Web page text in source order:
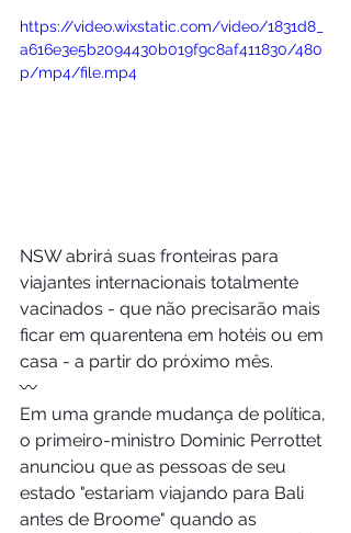
https://video.wixstatic.com/video/1831d8_
a616e3e5b2094430b019f9c8af411830/480
p/mp4/file.mp4
NSW abrirá suas fronteiras para
viajantes internacionais totalmente
vacinados - que não precisarão mais
ficar em quarentena em hotéis ou em
casa - a partir do próximo mês.
〰️
Em uma grande mudança de política,
o primeiro-ministro Dominic Perrottet
anunciou que as pessoas de seu
estado "estariam viajando para Bali
antes de Broome" quando as